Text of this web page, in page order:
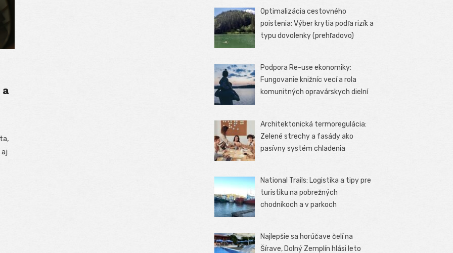
Optimalizácia cestovného
poistenia: Výber krytia podľa rizík a
typu dovolenky (prehľadovo)
Podpora Re-use ekonomiky:
Fungovanie knižníc vecí a rola
komunitných opravárskych dielní
Architektonická termoregulácia:
Zelené strechy a fasády ako
pasívny systém chladenia
National Trails: Logistika a tipy pre
turistiku na pobrežných
chodníkoch a v parkoch
Najlepšie sa horúčave čelí na
Šírave, Dolný Zemplín hlási leto